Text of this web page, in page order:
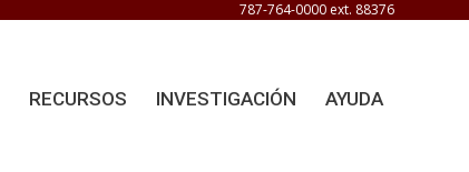
787-764-0000 ext. 88376 Search:
RECURSOS INVESTIGACIÓN AYUDA